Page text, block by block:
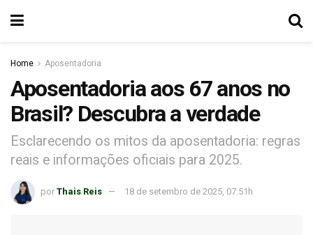
Home Aposentadoria
Aposentadoria aos 67 anos no
Brasil? Descubra a verdade
Esclarecendo os mitos da aposentadoria: regras
reais e informações oficiais para 2025.
por Thais Reis 18 de setembro de 2025, 07:51h